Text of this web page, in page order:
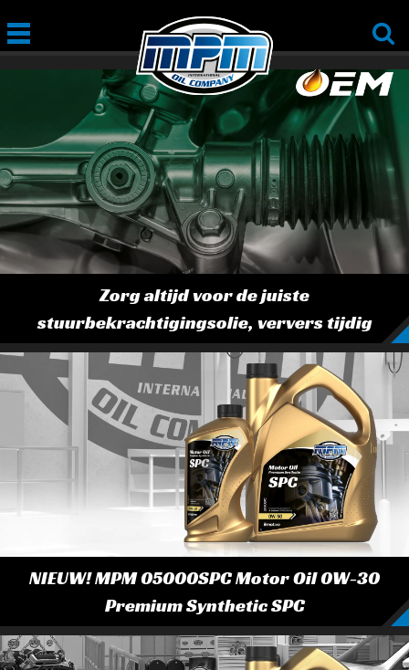
Zorg altijd voor de juiste
stuurbekrachtigingsolie, ververs tijdig
NIEUW! MPM 05000SPC Motor Oil 0W-30
Premium Synthetic SPC